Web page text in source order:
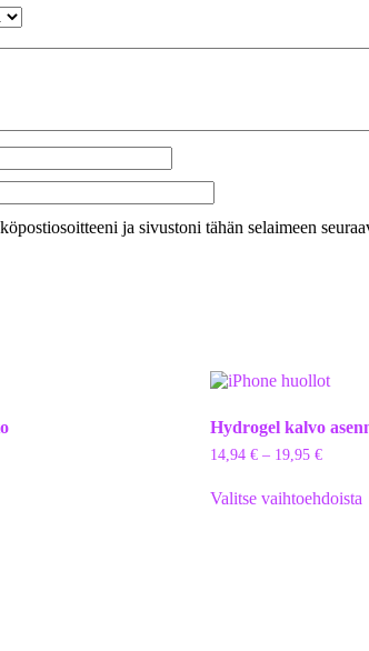
ja sivustoni tähän selaimeen
Hydrogel kalvo
14,94€ – 19,95€
Valitse vaihtoehdoista